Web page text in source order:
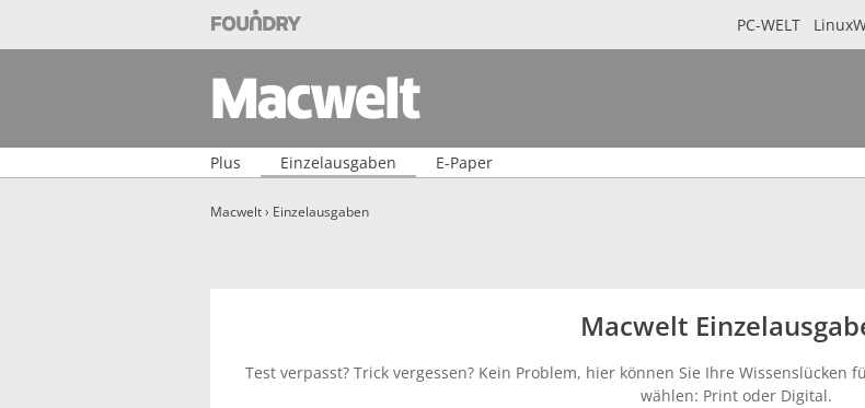
PC-WELT
Plus Einzelausgaben E-Paper
Macwelt› Einzelausgaben
Macwelt
Test verpasst? Trick vergessen? Kein Problem, hier können Sie Ihre
wählen: Print oder Digital.